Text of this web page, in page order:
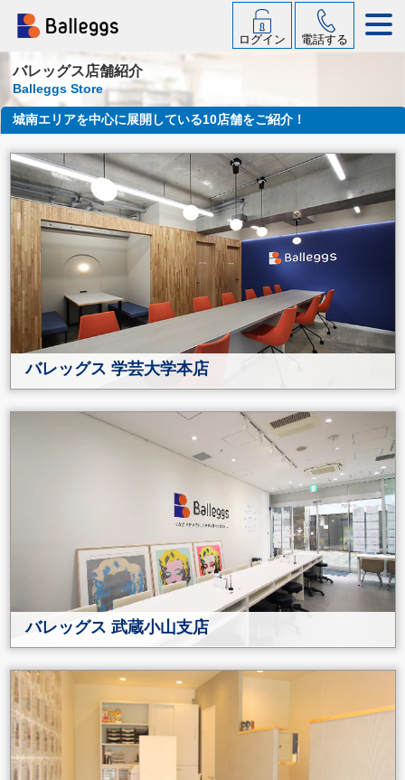
ログイン 電話する
バレッグス店舗紹介
Balleggs Store
城南エリアを中心に展開している10店舗をご紹介！
バレッグス 学芸大学本店
バレッグス 武蔵小山支店